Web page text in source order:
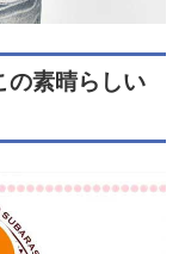
の素晴らしい